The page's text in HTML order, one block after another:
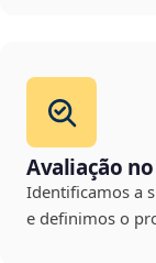
Avaliação
Identificamos a
e definimos o